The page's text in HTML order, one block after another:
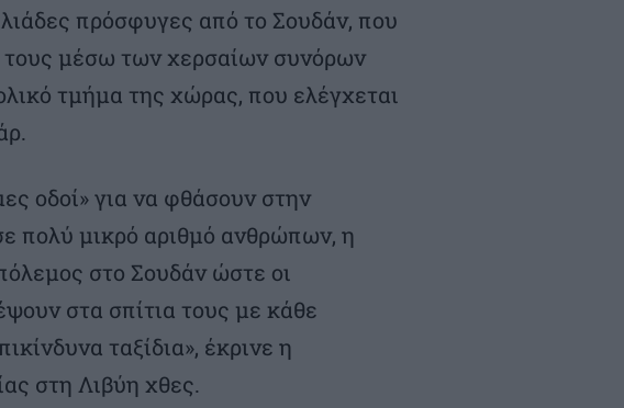
πρόσφυγες από το Σουδάν, που
τους μέσω των χερσαίων συνόρων
τμήμα της χώρας, που ελέγχεται
οδοί» για να φθάσουν στην
πολύ μικρό αριθμό ανθρώπων, η
στο Σουδάν ώστε οι
στα σπίτια τους με κάθε
ταξίδια», έκρινε η
στη Λιβύη χθες.